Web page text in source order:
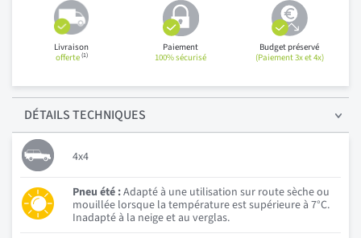
Livraison
offerte(1)
Paiement
100% sécurisé
Budget préservé
(Paiement 3x et 4x)
DÉTAILSTECHNIQUES
4x4
Pneu été :Adapté à une utilisation sur route sèche ou
mouillée lorsque la température est supérieure à 7°C.
Inadapté à la neige et au verglas.